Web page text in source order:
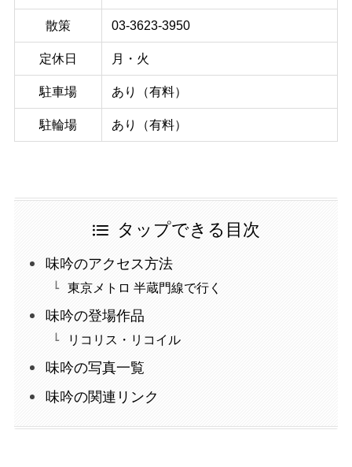
散策 03-3623-3950
定休日 月・火
駐車場 あり（有料）
駐輪場 あり（有料）
タップできる目次
味吟のアクセス方法
東京メトロ 半蔵門線で行く
味吟の登場作品
リコリス・リコイル
味吟の写真一覧
味吟の関連リンク